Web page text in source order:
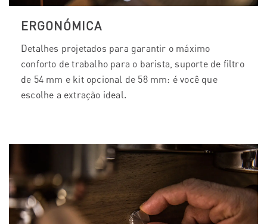
ERGONÓMICA
Detalhes projetados para garantir o máximo
conforto de trabalho para o barista, suporte de filtro
de 54 mm e kit opcional de 58 mm: é você que
escolhe a extração ideal.